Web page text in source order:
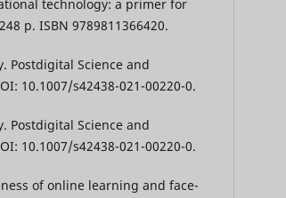
technology: a primer for
p. ISBN 9789811366420.
Postdigital Science and
10.1007/s42438-021-00220-0.
Postdigital Science and
10.1007/s42438-021-00220-0.
of online learning and face-